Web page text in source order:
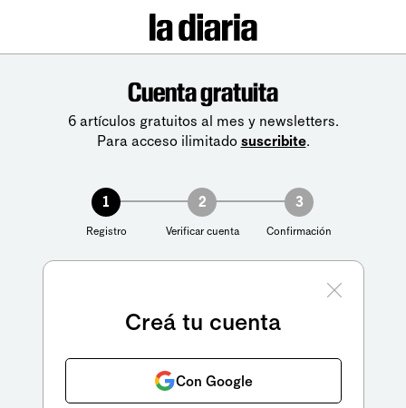
Cuenta gratuita
6 artículos gratuitos al mes y newsletters.
Para acceso ilimitado suscribite.
1
Registro
2
Verificar cuenta
3
Confirmación
Creá tu cuenta
Con Google